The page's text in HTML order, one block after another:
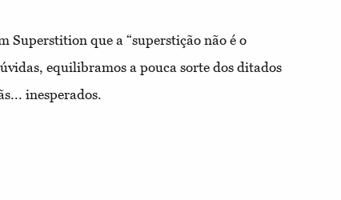
Superstition que a “superstição não é o
equilibramos a pouca sorte dos ditados
inesperados.